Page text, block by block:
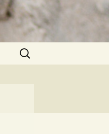
Zoeken
naar: